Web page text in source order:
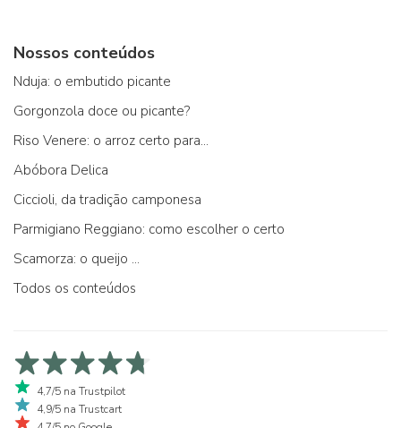
Nossos conteúdos
Nduja: o embutido picante
Gorgonzola doce ou picante?
Riso Venere: o arroz certo para...
Abóbora Delica
Ciccioli, da tradição camponesa
Parmigiano Reggiano: como escolher o certo
Scamorza: o queijo ...
Todos os conteúdos
4,7/5 na Trustpilot
4,9/5 na Trustcart